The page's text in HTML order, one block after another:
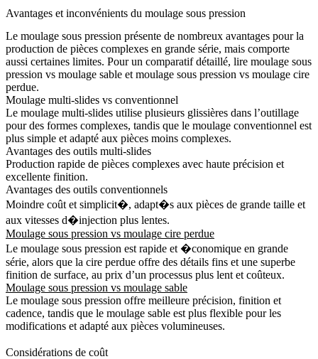
Avantages et inconvénients du moulage sous pression
Le moulage sous pression présente de nombreux avantages pour la
production de pièces complexes en grande série, mais comporte
aussi certaines limites. Pour un comparatif détaillé, lire moulage sous
pression vs moulage sable et moulage sous pression vs moulage cire
perdue.
Moulage multi-slides vs conventionnel
Le moulage multi-slides utilise plusieurs glissières dans l’outillage
pour des formes complexes, tandis que le moulage conventionnel est
plus simple et adapté aux pièces moins complexes.
Avantages des outils multi-slides
Production rapide de pièces complexes avec haute précision et
excellente finition.
Avantages des outils conventionnels
Moindre coût et simplicit�, adapt�s aux pièces de grande taille et
aux vitesses d�injection plus lentes.
Moulage sous pression vs moulage cire perdue
Le moulage sous pression est rapide et �conomique en grande
série, alors que la cire perdue offre des détails fins et une superbe
finition de surface, au prix d’un processus plus lent et coûteux.
Moulage sous pression vs moulage sable
Le moulage sous pression offre meilleure précision, finition et
cadence, tandis que le moulage sable est plus flexible pour les
modifications et adapté aux pièces volumineuses.
Considérations de coût